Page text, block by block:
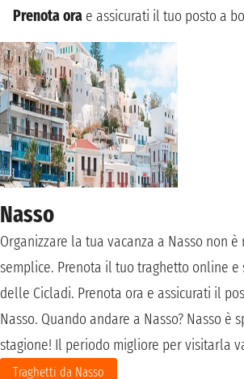
Prenota ora e assicurati il tuo posto a
Nasso
Organizzare la tua vacanza a Nasso non è
semplice. Prenota il tuo traghetto online
delle Cicladi. Prenota ora e assicurati il
Nasso. Quando andare a Nasso? Nasso è
stagione! Il periodo migliore per visitarla
Traghetti da Nasso